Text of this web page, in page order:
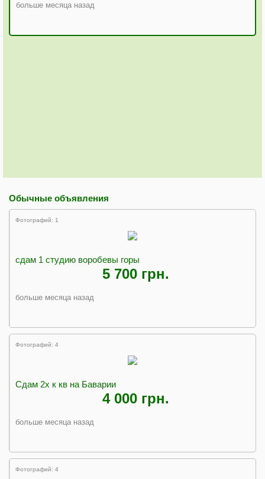
больше месяца назад
Обычные объявления
Фотографий: 1
сдам 1 студию воробевы горы
5 700 грн.
больше месяца назад
Фотографий: 4
Сдам 2х к кв на Баварии
4 000 грн.
больше месяца назад
Фотографий: 4